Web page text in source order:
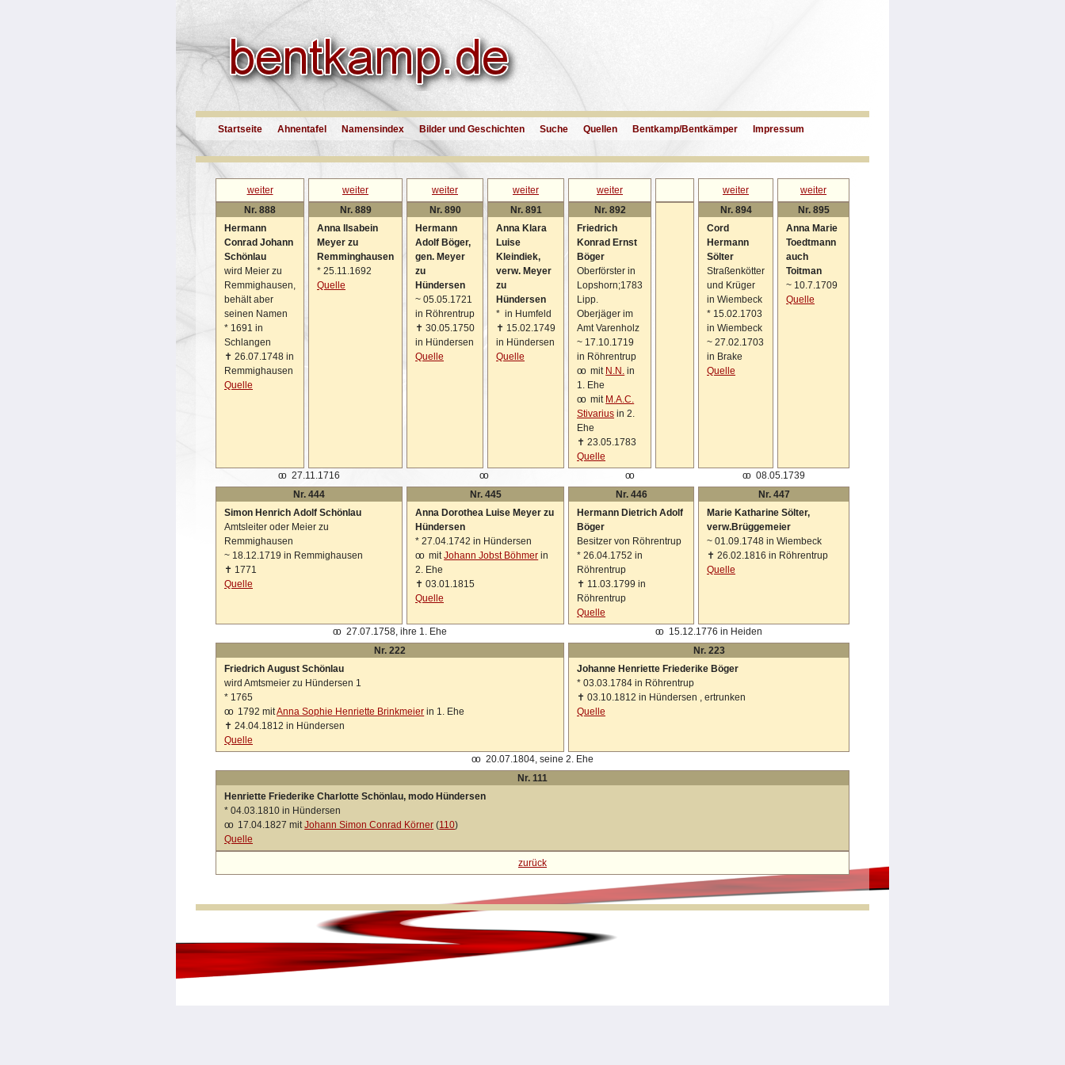
Startseite Ahnentafel Namensindex Bilder und Geschichten Suche Quellen Bentkamp/Bentkämper Impressum
weiter weiter weiter weiter weiter weiter
weiter
Nr. 888
Hermann
Conrad Johann
Schönlau
wird Meier zu
Remmighausen,
behält aber
seinen Namen
* 1691 in
Schlangen
✝ 26.07.1748 in
Remmighausen
Quelle
Nr. 889
Anna Ilsabein
Meyer zu
Remminghausen
* 25.11.1692
Quelle
Nr. 890
Hermann
Adolf Böger,
gen. Meyer
zu
Hündersen
~ 05.05.1721
in Röhrentrup
✝ 30.05.1750
in Hündersen
Quelle
Nr. 891
Anna Klara
Luise
Kleindiek,
verw. Meyer
zu
Hündersen
* in Humfeld
✝ 15.02.1749
in Hündersen
Quelle
Nr. 892
Friedrich
Konrad Ernst
Böger
Oberförster in
Lopshorn;1783
Lipp.
Oberjäger im
Amt Varenholz
~ 17.10.1719
in Röhrentrup
oo mit N.N. in
1. Ehe
oo mit M.A.C.
Stivarius in 2.
Ehe
✝ 23.05.1783
Quelle
Nr. 894
Cord
Hermann
Sölter
Straßenkötter
und Krüger
in Wiembeck
* 15.02.1703
in Wiembeck
~ 27.02.1703
in Brake
Quelle
Nr. 895
Anna Marie
Toedtmann
auch
Toitman
~ 10.7.1709
Quelle
oo 27.11.1716 oo oo oo 08.05.1739
Nr. 444
Simon Henrich Adolf Schönlau
Amtsleiter oder Meier zu
Remmighausen
~ 18.12.1719 in Remmighausen
✝ 1771
Quelle
Nr. 445
Anna Dorothea Luise Meyer zu
Hündersen
* 27.04.1742 in Hündersen
oo mitJohann Jobst Böhmer in
2. Ehe
✝ 03.01.1815
Quelle
Nr. 446
Hermann Dietrich Adolf
Böger
Besitzer von Röhrentrup
* 26.04.1752 in
Röhrentrup
✝ 11.03.1799 in
Röhrentrup
Quelle
Nr. 447
Marie Katharine Sölter,
verw.Brüggemeier
~ 01.09.1748 in Wiembeck
✝ 26.02.1816 in Röhrentrup
Quelle
oo 27.07.1758, ihre 1. Ehe oo
15.12.1776 in Heiden
Nr. 222
Friedrich August Schönlau
wird Amtsmeier zu Hündersen 1
* 1765
oo
1792 mitAnna Sophie Henriette Brinkmeier in 1. Ehe
✝ 24.04.1812 in Hündersen
Quelle
Nr. 223
Johanne Henriette Friederike Böger
* 03.03.1784 in Röhrentrup
✝ 03.10.1812 in Hündersen , ertrunken
Quelle
oo
20.07.1804, seine 2. Ehe
Nr. 111
Henriette Friederike Charlotte Schönlau, modo Hündersen
* 04.03.1810 in Hündersen
oo
17.04.1827 mitJohann Simon Conrad Körner (110)
Quelle
zurück